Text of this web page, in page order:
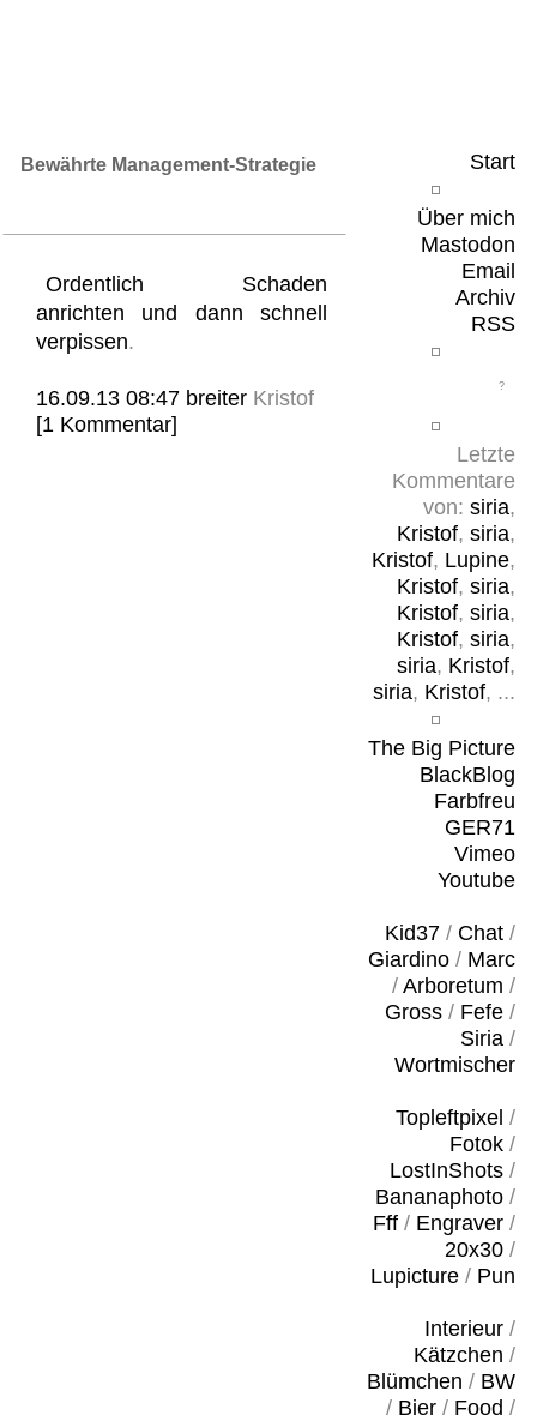
Start
Über mich
Mastodon
Email
Archiv
RSS
Letzte
Kommentare
von: siria,
Kristof, siria,
Kristof, Lupine,
Kristof, siria,
Kristof, siria,
Kristof, siria,
siria, Kristof,
siria, Kristof, ...
The Big Picture
BlackBlog
Farbfreu
GER71
Vimeo
Youtube
Kid37/ Chat/
Giardino/ Marc
/ Arboretum /
Gross/ Fefe/
Siria/
Wortmischer
Topleftpixel /
Fotok/
LostInShots/
Bananaphoto/
Fff/ Engraver/
20x30/
Lupicture/ Pun
Interieur/
Kätzchen /
Blümchen / BW
/ Bier/ Food /
Bewährte Management-Strategie
Ordentlich Schaden
anrichten und dann schnell
verpissen.
16.09.13 08:47 breiter Kristof
[1 Kommentar]